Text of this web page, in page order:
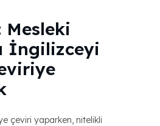
Mesleki
İngilizceyi
çeviri yaparken, nitelikli